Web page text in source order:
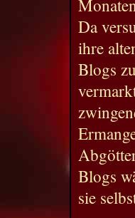
Da
ihre
Blogs
Blogs
sie